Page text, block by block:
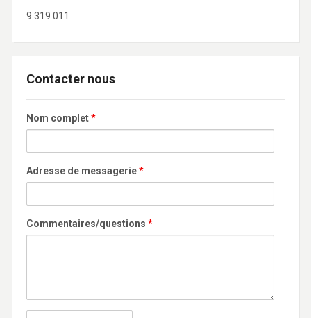
9 319 011
Contacter nous
Nom complet*
Adresse de messagerie*
Commentaires/questions *